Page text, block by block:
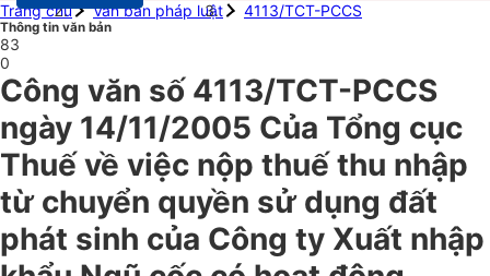
Trang chủ
Văn bản pháp luật 4113/TCT-PCCS
Thông tin văn bản
83
0
Công văn số 4113/TCT-PCCS
ngày 14/11/2005 Của Tổng cục
Thuế về việc nộp thuế thu nhập
từ chuyển quyền sử dụng đất
phát sinh của Công ty Xuất nhập